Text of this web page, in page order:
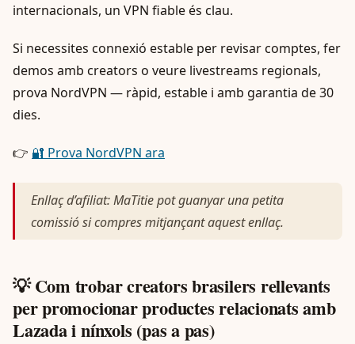
internacionals, un VPN fiable és clau.
Si necessites connexió estable per revisar comptes, fer
demos amb creators o veure livestreams regionals,
prova NordVPN — ràpid, estable i amb garantia de 30
dies.
👉 🔐 Prova NordVPN ara
Enllaç d’afiliat: MaTitie pot guanyar una petita
comissió si compres mitjançant aquest enllaç.
💡 Com trobar creators brasilers rellevants
per promocionar productes relacionats amb
Lazada i nínxols (pas a pas)